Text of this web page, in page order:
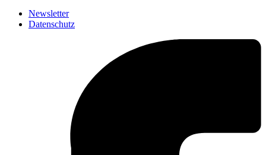
Newsletter
Datenschutz